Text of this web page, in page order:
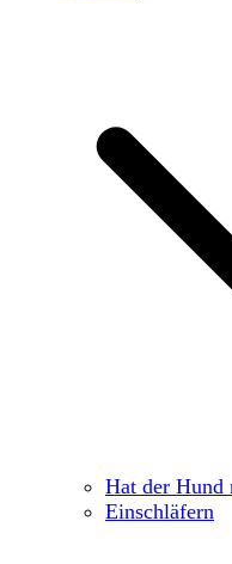
Hat der Hund
Einschläfern